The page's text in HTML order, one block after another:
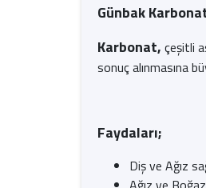
Günbak
Karbonat, çeşitli
sonuç alınmasına
Faydaları;
Diş ve Ağız